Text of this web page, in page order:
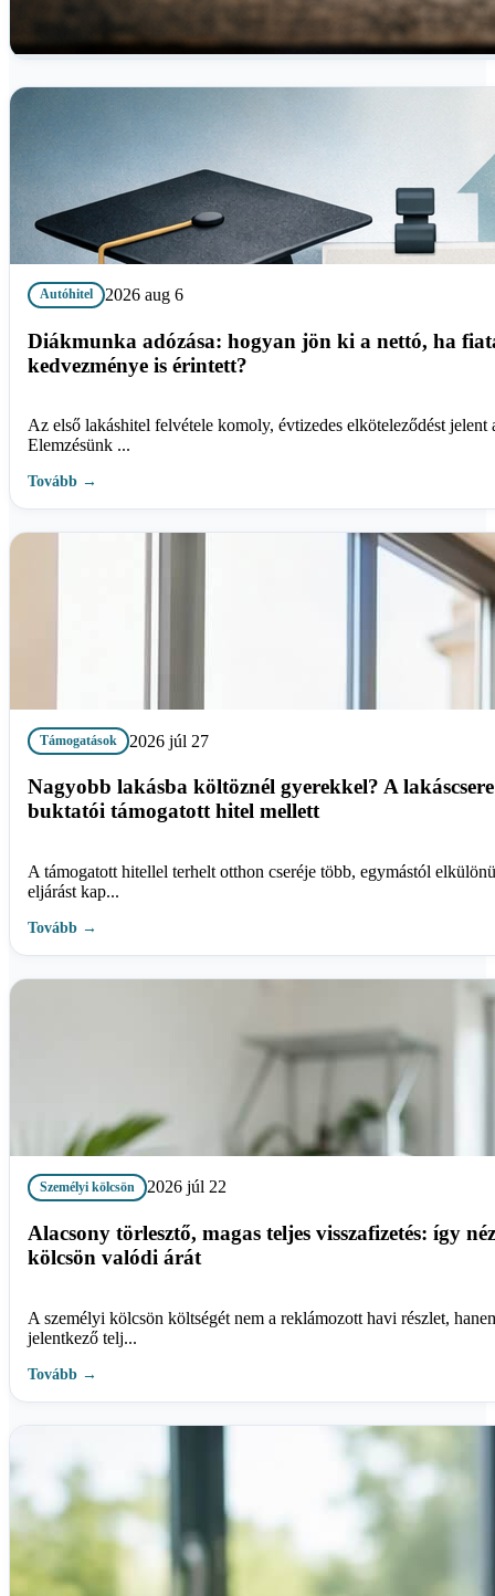
Autóhitel 2026 aug 6
Diákmunka adózása: hogyan jön ki a nettó, ha
kedvezménye is érintett?
Az első lakáshitel felvétele komoly, évtizedes elköteleződést jelent
Elemzésünk ...
Tovább →
Támogatások 2026 júl 27
Nagyobb lakásba költöznél gyerekkel? A
buktatói támogatott hitel mellett
A támogatott hitellel terhelt otthon cseréje több, egymástól
eljárást kap...
Tovább →
Személyi kölcsön 2026 júl 22
Alacsony törlesztő, magas teljes visszafizetés: így
kölcsön valódi árát
A személyi kölcsön költségét nem a reklámozott havi részlet,
jelentkező telj...
Tovább →